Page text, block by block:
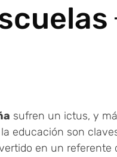
sufren un ictus, y
educación son
en un referente